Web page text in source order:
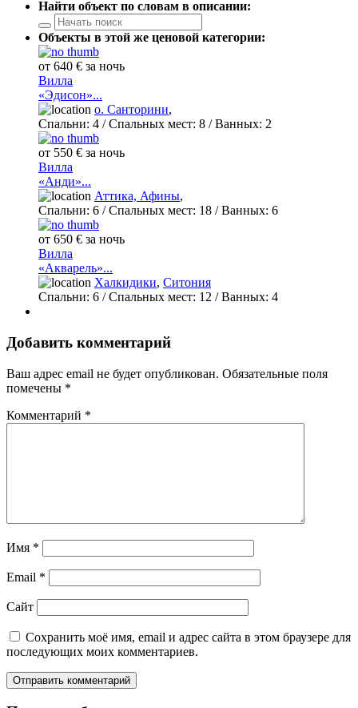
Найти объект по словам в описании:
Объекты в этой же ценовой категории:
от 640 € за ночь
Вилла
«Эдисон»...
о. Санторини,
Спальни: 4 / Спальных мест: 8 /Ванных: 2
от 550 € за ночь
Вилла
«Анди»...
Аттика, Афины,
Спальни: 6 / Спальных мест: 18 /Ванных: 6
от 650 € за ночь
Вилла
«Акварель»...
Халкидики, Ситония
Спальни: 6 / Спальных мест: 12 /Ванных: 4
Добавить комментарий
Ваш адрес email не будет опубликован. Обязательные поля
помечены *
Комментарий *
Имя *
Email *
Сайт
Сохранить моё имя, email и адрес сайта в этом браузере для
последующих моих комментариев.